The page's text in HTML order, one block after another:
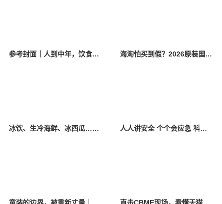
参考封面｜人到中年，饮食该如何调整？ 海淘怕买到假？2026原装国产羊奶粉靠谱的正规品牌有哪些？
冰饮、生冷海鲜、冰西瓜……泉州人夏季“标配”饮食极易引发胃肠炎 人人讲安全 个个会应急 科学应对防震避险